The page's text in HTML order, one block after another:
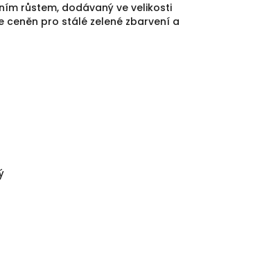
růstem, dodávaný ve velikosti
ceněn pro stálé zelené zbarvení a